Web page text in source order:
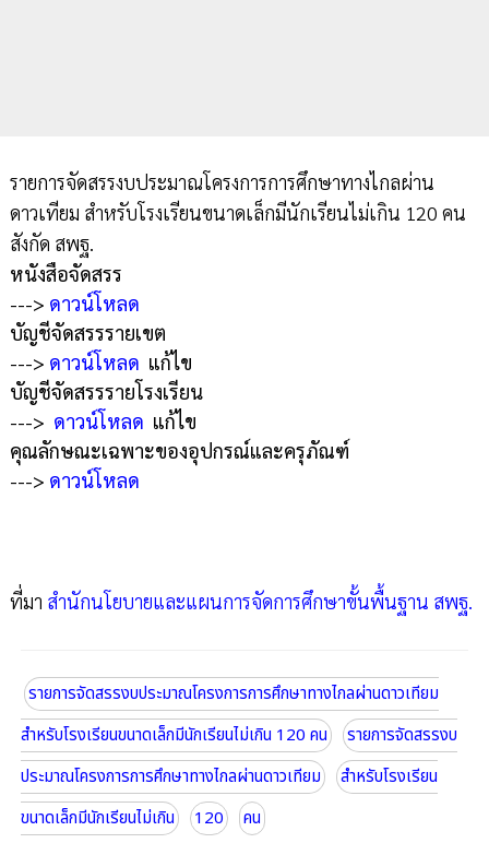
รายการจัดสรรงบประมาณโครงการการศึกษาทางไกลผ่าน
ดาวเทียม สำหรับโรงเรียนขนาดเล็กมีนักเรียนไม่เกิน 120 คน
สังกัด สพฐ.
หนังสือจัดสรร
---> ดาวน์โหลด
บัญชีจัดสรรรายเขต
---> ดาวน์โหลด แก้ไข
บัญชีจัดสรรรายโรงเรียน
---> ดาวน์โหลด แก้ไข
คุณลักษณะเฉพาะของอุปกรณ์และครุภัณฑ์
---> ดาวน์โหลด
ที่มา สำนักนโยบายและแผนการจัดการศึกษาขั้นพื้นฐาน สพฐ.
รายการจัดสรรงบประมาณโครงการการศึกษาทางไกลผ่านดาวเทียม
สำหรับโรงเรียนขนาดเล็กมีนักเรียนไม่เกิน 120 คน
รายการจัดสรรงบ
ประมาณโครงการการศึกษาทางไกลผ่านดาวเทียม
สำหรับโรงเรียน
ขนาดเล็กมีนักเรียนไม่เกิน
120 คน